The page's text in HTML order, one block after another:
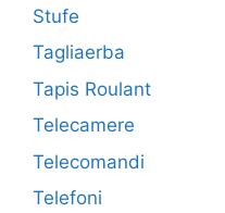
Stufe
Tagliaerba
Tapis Roulant
Telecamere
Telecomandi
Telefoni